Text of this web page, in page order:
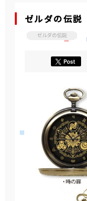
ゼルダの伝
ゼルダの伝説